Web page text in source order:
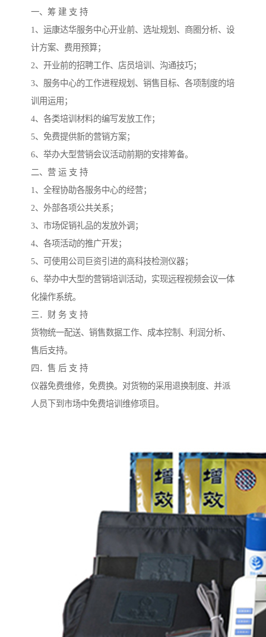
一、筹 建 支 持
1、运康达华服务中心开业前、选址规划、商圈分析、设
计方案、费用预算；
2、开业前的招聘工作、店员培训、沟通技巧；
3、服务中心的工作进程规划、销售目标、各项制度的培
训用运用；
4、各类培训材料的编写发放工作；
5、免费提供新的营销方案；
6、举办大型营销会议活动前期的安排筹备。
二、营 运 支 持
1、全程协助各服务中心的经营；
2、外部各项公共关系；
3、市场促销礼品的发放外调；
4、各项活动的推广开发；
5、可使用公司巨资引进的高科技检测仪器；
6、举办中大型的营销培训活动，实现远程视频会议一体
化操作系统。
三．财 务 支 持
货物统一配送、销售数据工作、成本控制、利润分析、
售后支持。
四．售 后 支 持
仪器免费维修，免费换。对货物的采用退换制度、并派
人员下到市场中免费培训维修项目。